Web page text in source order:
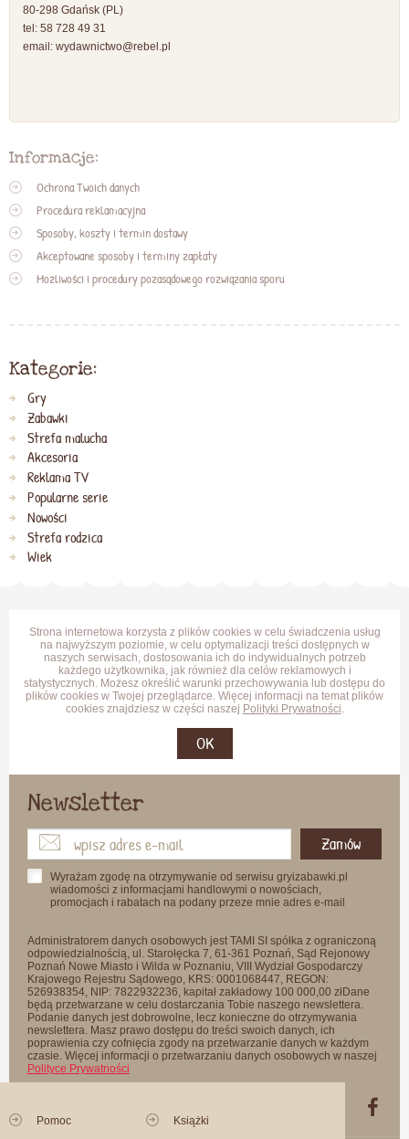
80-298 Gdańsk (PL)
tel: 58 728 49 31
email: wydawnictwo@rebel.pl
Informacje:
Ochrona Twoich danych
Procedura reklamacyjna
Sposoby, koszty i termin dostawy
Akceptowane sposoby i terminy zapłaty
Możliwości i procedury pozasądowego rozwiązania sporu
Kategorie:
Gry
Zabawki
Strefa malucha
Akcesoria
Reklama TV
Popularne serie
Nowości
Strefa rodzica
Wiek
Strona internetowa korzysta z plików cookies w celu świadczenia usług
na najwyższym poziomie, w celu optymalizacji treści dostępnych w
naszych serwisach, dostosowania ich do indywidualnych potrzeb
każdego użytkownika, jak również dla celów reklamowych i
statystycznych. Możesz określić warunki przechowywania lub dostępu do
plików cookies w Twojej przeglądarce. Więcej informacji na temat plików
cookies znajdziesz w części naszej Polityki Prywatności
OK
Newsletter
Zamów
Wyrażam zgodę na otrzymywanie od serwisu gryizabawki.pl
wiadomości z informacjami handlowymi o nowościach,
promocjach i rabatach na podany przeze mnie adres e-mail
Administratorem danych osobowych jest TAMI SI spółka z ograniczoną
odpowiedzialnością, ul. Starołęcka 7, 61-361 Poznań, Sąd Rejonowy
Poznań Nowe Miasto i Wilda w Poznaniu, VIII Wydział Gospodarczy
Krajowego Rejestru Sądowego, KRS: 0001068447, REGON:
526938354, NIP: 7822932236, kapitał zakładowy 100 000,00 złDane
będą przetwarzane w celu dostarczania Tobie naszego newslettera.
Podanie danych jest dobrowolne, lecz konieczne do otrzymywania
newslettera. Masz prawo dostępu do treści swoich danych, ich
poprawienia czy cofnięcia zgody na przetwarzanie danych w każdym
czasie. Więcej informacji o przetwarzaniu danych osobowych w naszej
Polityce Prywatności
Pomoc Książki